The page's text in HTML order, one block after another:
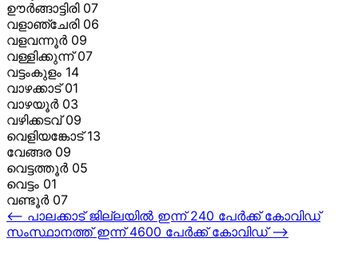
ഊര്ങ്ങാട്ടിരി 07
വളാഞ്ചേരി 06
വളവന്നൂര്09
വള്ളിക്കുന്ന് 07
വട്ടംകുളം 14
വാഴക്കാട് 01
വാഴയൂര്03
വഴിക്കടവ് 09
വെളിയങ്കോട് 13
വേങ്ങര 09
വെട്ടത്തൂര്05
വെട്ടം 01
വണ്ടൂര്07
Post
navigation
⟵ പാലക്കാട് ജില്ലയില്‍ ഇന്ന് 240 പേര്‍ക്ക് കോവിഡ്
സംസ്ഥാനത്ത് ഇന്ന് 4600 പേര്‍ക്ക് കോവിഡ് ⟶